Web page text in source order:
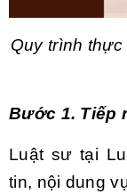
Quy trình
Bước 1. Tiếp
Luật sư tại
tin, nội dung